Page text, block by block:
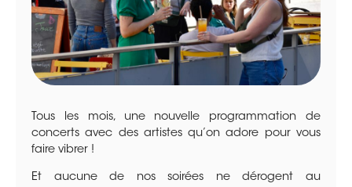
Tous les mois, une nouvelle programmation de
concerts avec des artistes qu’on adore pour vous
faire vibrer !
Et aucune de nos soirées ne dérogent au